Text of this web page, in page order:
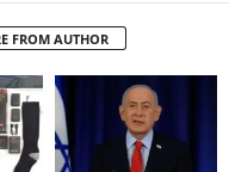
FROM AUTHOR